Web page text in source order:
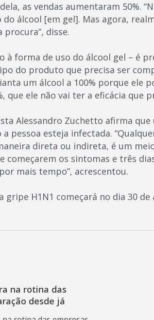
as vendas aumentaram 50%.
álcool [em gel]. Mas agora,
disse.
à forma de uso do álcool gel – é
do produto que precisa ser
um álcool a 100% porque ele
que ele não vai ter a eficácia que
Alessandro Zuchetto afirma
pessoa esteja infectada.
direta ou indireta, é um meio
começarem os sintomas e três
mais tempo”, acrescentou.
gripe H1N1 começará no dia 30
na rotina das
desde já